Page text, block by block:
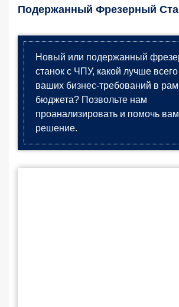
Подержанный Фрезерный
Новый или подержанный
станок с ЧПУ, какой лучше всего
ваших бизнес-требований в
бюджета? Позвольте нам
проанализировать и помочь
решение.